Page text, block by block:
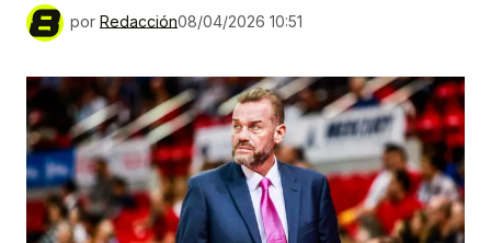
por Redacción08/04/2026 10:51